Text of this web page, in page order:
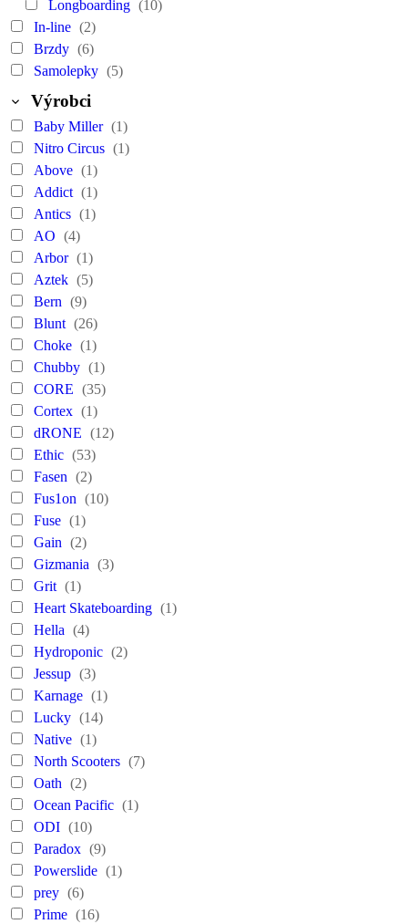
Longboarding (10)
In-line (2)
Brzdy (6)
Samolepky (5)
Výrobci
Baby Miller (1)
Nitro Circus (1)
Above (1)
Addict (1)
Antics (1)
AO (4)
Arbor (1)
Aztek (5)
Bern (9)
Blunt (26)
Choke (1)
Chubby (1)
CORE (35)
Cortex (1)
dRONE (12)
Ethic (53)
Fasen (2)
Fus1on (10)
Fuse (1)
Gain (2)
Gizmania (3)
Grit (1)
Heart Skateboarding (1)
Hella (4)
Hydroponic (2)
Jessup (3)
Karnage (1)
Lucky (14)
Native (1)
North Scooters (7)
Oath (2)
Ocean Pacific (1)
ODI (10)
Paradox (9)
Powerslide (1)
prey (6)
Prime (16)